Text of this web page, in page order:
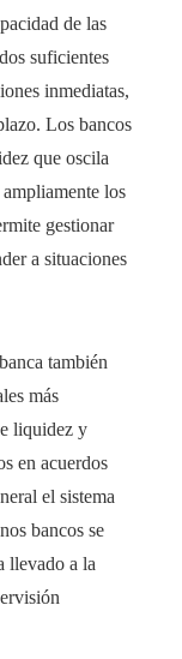
de las
suficientes
inmediatas,
Los bancos
que oscila
los
gestionar
a situaciones
también
más
liquidez y
en acuerdos
el sistema
bancos se
llevado a la